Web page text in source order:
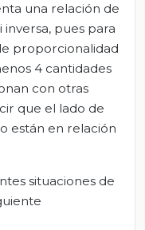
una relación de
pues para
proporcionalidad
4 cantidades
con otras
que el lado de
están en relación
situaciones de